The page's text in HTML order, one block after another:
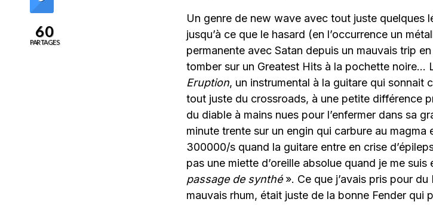
Un genre de new wave avec tout juste quelques
jusqu’à ce que le hasard (en l’occurrence un
permanente avec Satan depuis un mauvais trip
tomber sur un Greatest Hits à la pochette noire…
Eruption, un instrumental à la guitare qui sonnait
tout juste du crossroads, à une petite différence
du diable à mains nues pour l’enfermer dans sa
minute trente sur un engin qui carbure au
300000/s quand la guitare entre en crise
pas une miette d’oreille absolue quand je me suis
passage de synthé ». Ce que j’avais pris pour
mauvais rhum, était juste de la bonne Fender qui
60
PARTAGES